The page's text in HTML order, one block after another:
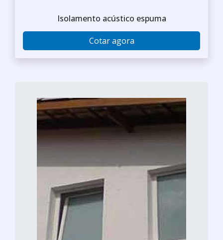
Isolamento acústico espuma
Cotar agora